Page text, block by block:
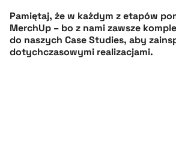
Pamiętaj, że w każdym z etapów
MerchUp – bo z nami zawsze
do naszych Case Studies, aby
dotychczasowymi realizacjami.